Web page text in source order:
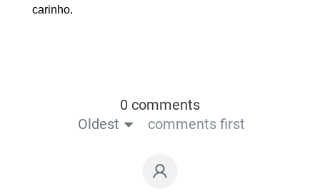
carinho.
0 comments
Oldest
comments first